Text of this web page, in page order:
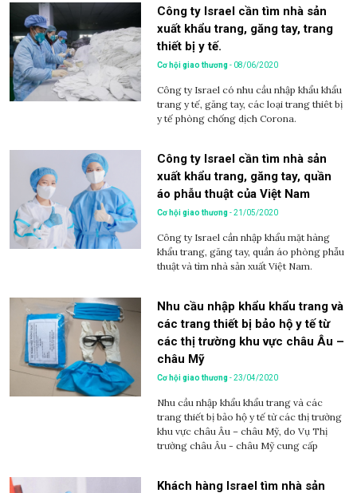
Công ty Israel cần tìm nhà sản
xuất khẩu trang, găng tay, trang
thiết bị y tế.
Cơ hội giao thương- 08/06/2020
Công ty Israel có nhu cầu nhập khẩu khẩu
trang y tế, găng tay, các loại trang thiêt bị
y tế phòng chống dịch Corona.
Công ty Israel cần tìm nhà sản
xuất khẩu trang, găng tay, quần
áo phẫu thuật của Việt Nam
Cơ hội giao thương- 21/05/2020
Công ty Israel cần nhập khẩu mặt hàng
khẩu trang, găng tay, quần áo phòng phẫu
thuật và tìm nhà sản xuất Việt Nam.
Nhu cầu nhập khẩu khẩu trang và
các trang thiết bị bảo hộ y tế từ
các thị trường khu vực châu Âu –
châu Mỹ
Cơ hội giao thương- 23/04/2020
Nhu cầu nhập khẩu khẩu trang và các
trang thiết bị bảo hộ y tế từ các thị trường
khu vực châu Âu – châu Mỹ, do Vụ Thị
trường châu Âu - châu Mỹ cung cấp
Khách hàng Israel tìm nhà sản